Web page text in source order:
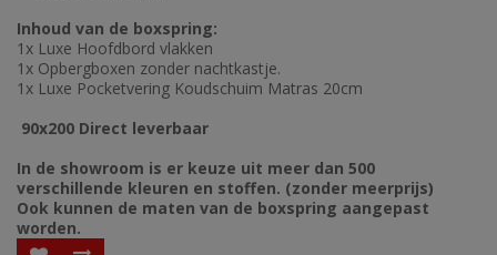
Inhoud van de boxspring:
1x Luxe Hoofdbord vlakken
1x Opbergboxen zonder nachtkastje.
1x Luxe Pocketvering Koudschuim Matras 20cm
90x200 Direct leverbaar
In de showroom is er keuze uit meer dan 500
verschillende kleuren en stoffen. (zonder meerprijs)
Ook kunnen de maten van de boxspring aangepast
worden.